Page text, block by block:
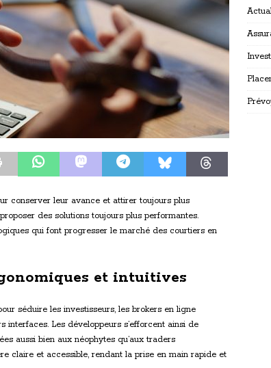
conserver leur avance et attirer toujours plus
des solutions toujours plus performantes.
qui font progresser le marché des courtiers en
et intuitives
séduire les investisseurs, les brokers en ligne
interfaces. Les développeurs s’efforcent ainsi de
aussi bien aux néophytes qu’aux traders
claire et accessible, rendant la prise en main rapide et